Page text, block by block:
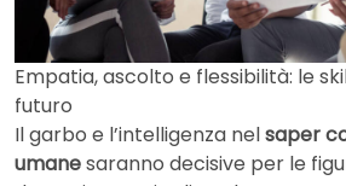
Empatia, ascolto e flessibilità: le
futuro
Il garbo e l’intelligenza nelsaper
umanesaranno decisive per le